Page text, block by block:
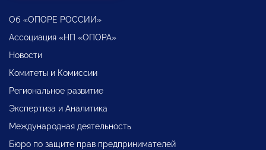
Об «ОПОРЕ РОССИИ»
Ассоциация «НП «ОПОРА»
Новости
Комитеты и Комиссии
Региональное развитие
Экспертиза и Аналитика
Международная деятельность
Бюро по защите прав предпринимателей